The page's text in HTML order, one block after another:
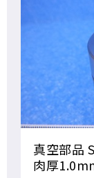
真空部品
肉厚